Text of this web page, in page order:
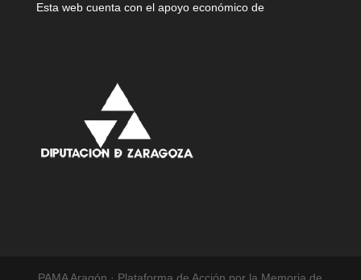
Esta web cuenta con el apoyo económico de